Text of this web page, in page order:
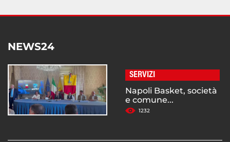
NEWS24
SERVIZI
Napoli Basket, società
e comune...
1232